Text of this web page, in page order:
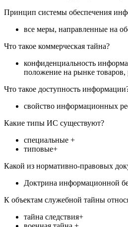
Принцип системы обеспечения
все меры, направленные на
Что такое коммерческая тайна?
конфиденциальность
положение на рынке
Что такое доступность
свойство информационных
Какие типы ИС существуют?
специальные +
типовые+
Какой из нормативно-правовых
Доктрина информационной
К объектам служебной тайны
тайна следствия+